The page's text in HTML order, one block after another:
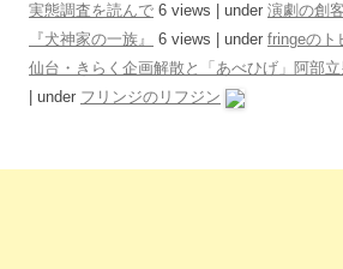
実態調査を読んで 6 views under 演劇の創
『犬神家の一族』
6 views under fringeのト
仙台・きらく企画解散と「あべひげ」阿部
under フリンジのリフジン